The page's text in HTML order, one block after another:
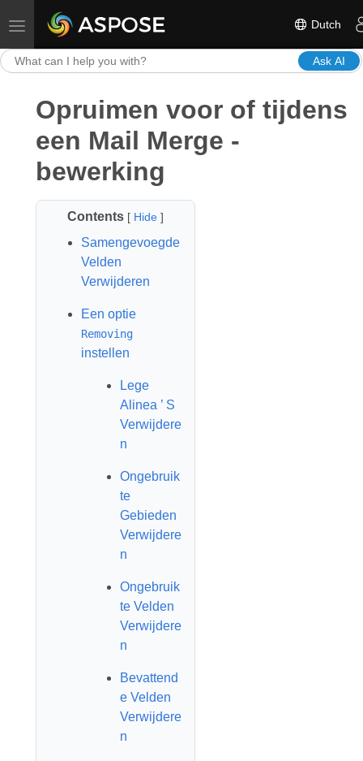
Toggle navigation Dutch
Ask AI
Opruimen voor of tijdens
een Mail Merge -
bewerking
Contents [ Hide]
Samengevoegde
Velden
Verwijderen
Een optie
Removing
instellen
Lege
Alinea ’ S
Verwijdere
n
Ongebruik
te
Gebieden
Verwijdere
n
Ongebruik
te Velden
Verwijdere
n
Bevattend
e Velden
Verwijdere
n